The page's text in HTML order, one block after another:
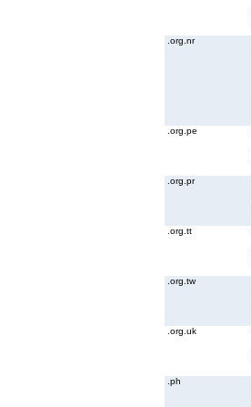
.org.nr
.org.pe
.org.pr
.org.tt
.org.tw
.org.uk
.ph